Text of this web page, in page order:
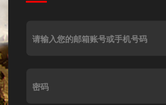
请输入您的邮箱账号或手机号码
密码